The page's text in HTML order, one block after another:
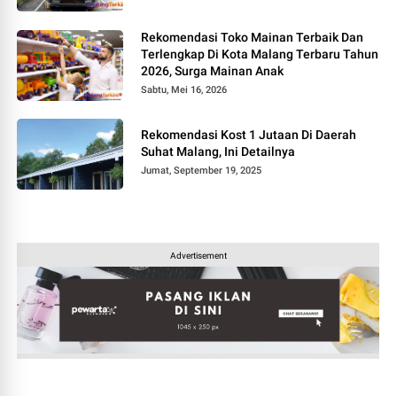
Rekomendasi Toko Mainan Terbaik Dan
Terlengkap Di Kota Malang Terbaru Tahun
2026, Surga Mainan Anak
Sabtu, Mei 16, 2026
Rekomendasi Kost 1 Jutaan Di Daerah
Suhat Malang, Ini Detailnya
Jumat, September 19, 2025
Advertisement